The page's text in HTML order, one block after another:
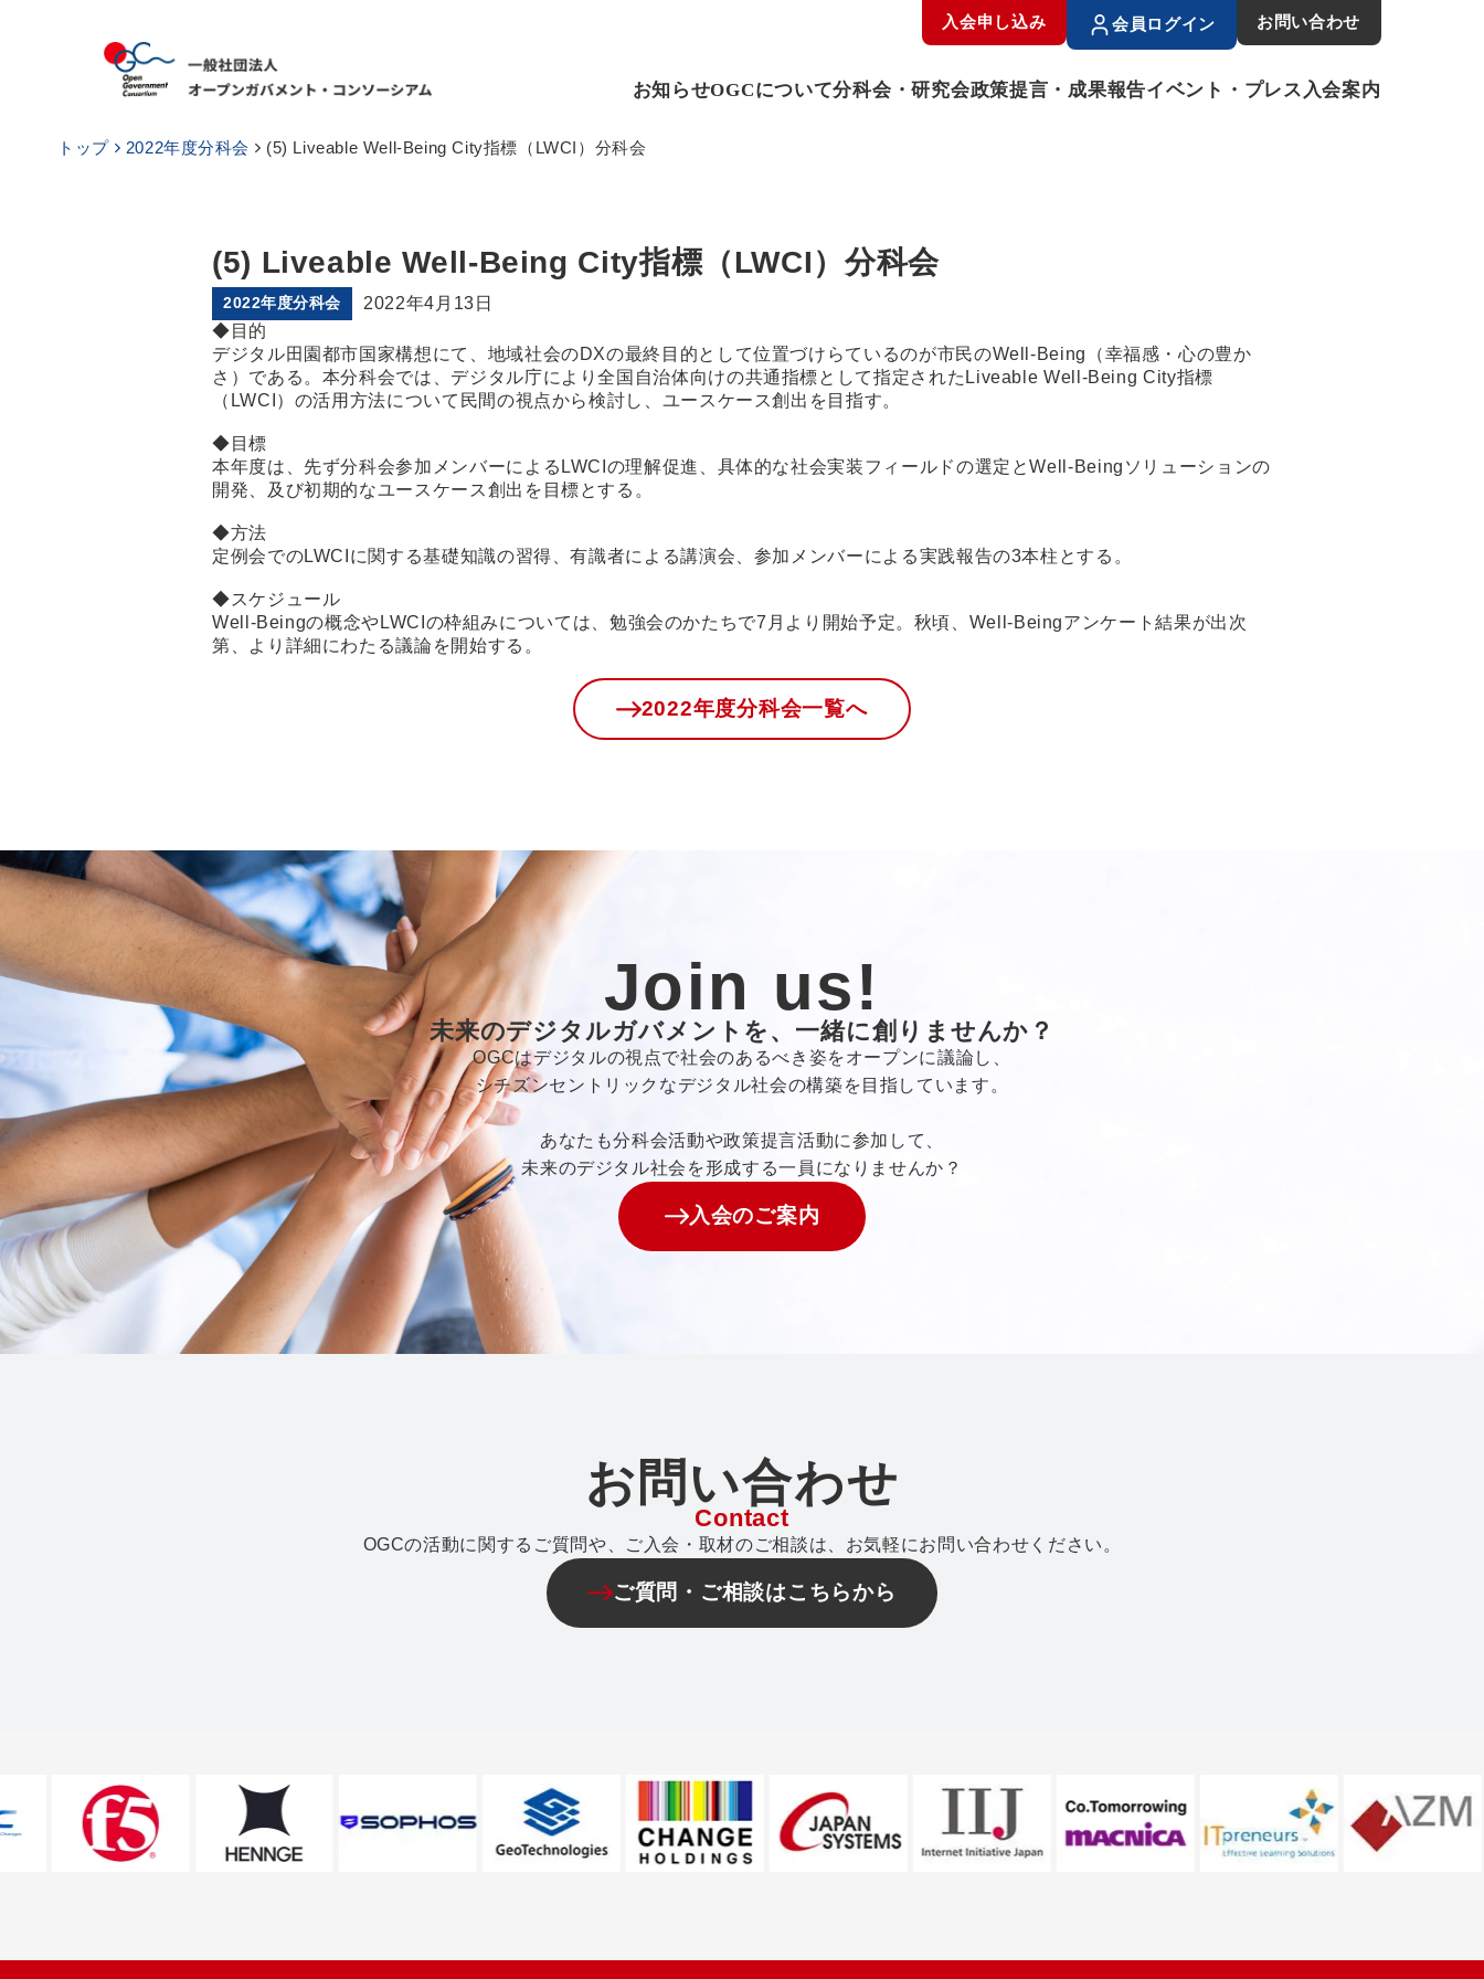
お知らせOGCについて分科会・研究会政策提言・成果報告イベント・プレス 入会案内
入会申し込み 会員ログイン お問い合わせ
トップ 2022年度分科会 (5) Liveable Well-Being City指標（LWCI）分科会
(5) Liveable Well-Being City指標（LWCI）分科会
2022年度分科会
2022年4月13日
◆目的
デジタル田園都市国家構想にて、地域社会のDXの最終目的として位置づけらているのが市民のWell-Being（幸福感・心の豊か
さ）である。本分科会では、デジタル庁により全国自治体向けの共通指標として指定されたLiveable Well-Being City指標
（LWCI）の活用方法について民間の視点から検討し、ユースケース創出を目指す。
◆目標
本年度は、先ず分科会参加メンバーによるLWCIの理解促進、具体的な社会実装フィールドの選定とWell-Beingソリューションの
開発、及び初期的なユースケース創出を目標とする。
◆方法
定例会でのLWCIに関する基礎知識の習得、有識者による講演会、参加メンバーによる実践報告の3本柱とする。
◆スケジュール
Well-Beingの概念やLWCIの枠組みについては、勉強会のかたちで7月より開始予定。秋頃、Well-Beingアンケート結果が出次
第、より詳細にわたる議論を開始する。
2022年度分科会一覧へ
Join us!
未来のデジタルガバメントを、一緒に創りませんか？
OGCはデジタルの視点で社会のあるべき姿をオープンに議論し、
シチズンセントリックなデジタル社会の構築を目指しています。
あなたも分科会活動や政策提言活動に参加して、
未来のデジタル社会を形成する一員になりませんか？
入会のご案内
お問い合わせ
Contact
OGCの活動に関するご質問や、ご入会・取材のご相談は、お気軽にお問い合わせください。
ご質問・ご相談はこちらから